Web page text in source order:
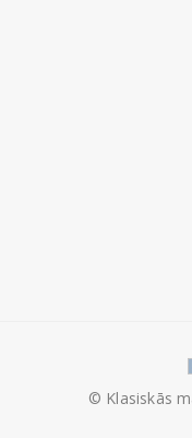
© Klasiskās